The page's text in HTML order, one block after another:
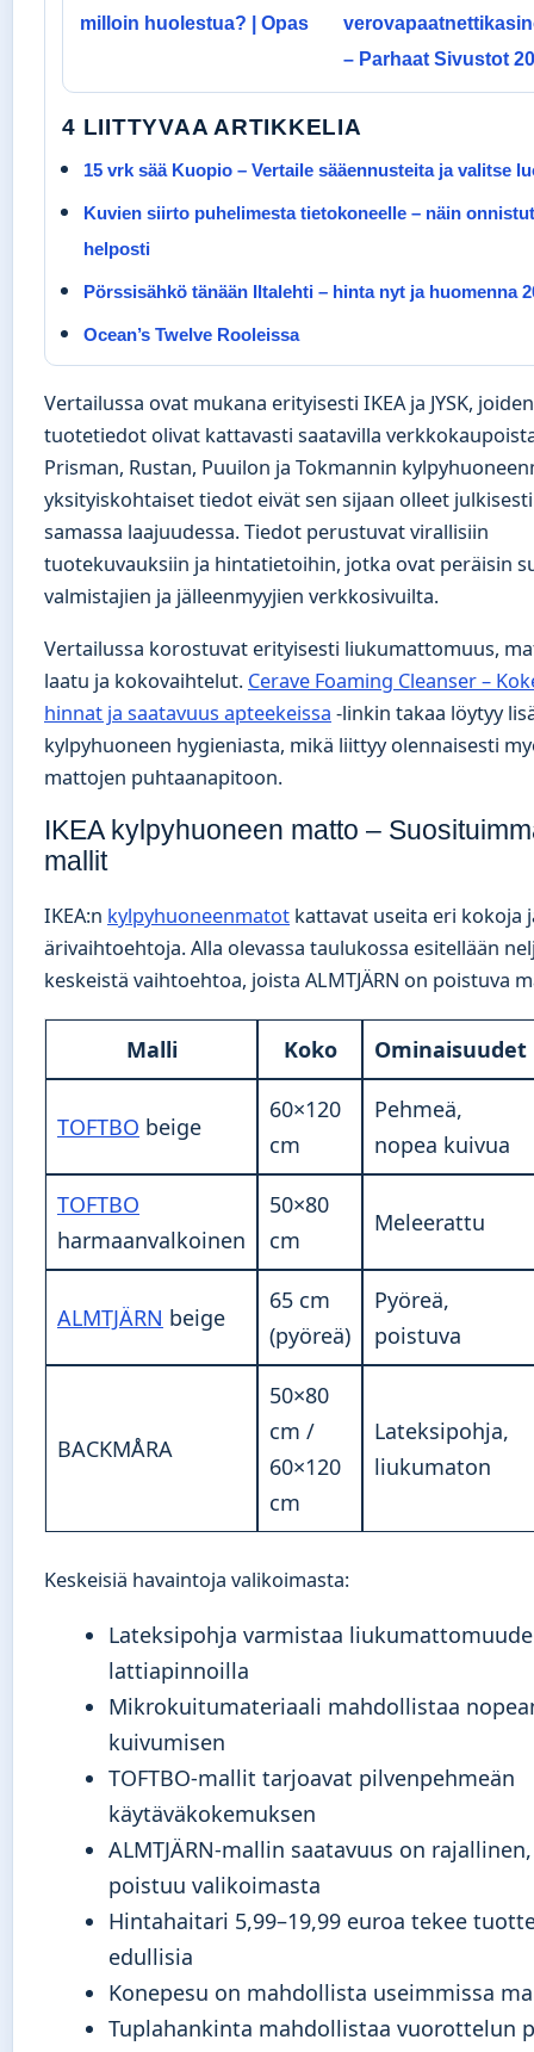
milloin huolestua? | Opas
– Parhaat Sivustot
4 LIITTYVAA ARTIKKELIA
15 vrk sää Kuopio – Vertaile sääennusteita ja valitse
Kuvien siirto puhelimesta tietokoneelle – näin onnistut
helposti
Pörssisähkö tänään Iltalehti – hinta nyt ja huomenna
Ocean’s Twelve Rooleissa
Vertailussa ovat mukana erityisesti IKEA ja JYSK, joiden
tuotetiedot olivat kattavasti saatavilla
Prisman, Rustan, Puuilon ja Tokmannin
yksityiskohtaiset tiedot eivät sen sijaan olleet
samassa laajuudessa. Tiedot perustuvat virallisiin
tuotekuvauksiin ja hintatietoihin, jotka ovat peräisin
valmistajien ja jälleenmyyjien verkkosivuilta.
Vertailussa korostuvat erityisesti liukumattomuus,
laatu ja kokovaihtelut. Cerave Foaming Cleanser –
hinnat ja saatavuus apteekeissa -linkin takaa löytyy
kylpyhuoneen hygieniasta, mikä liittyy olennaisesti
mattojen puhtaanapitoon.
IKEA kylpyhuoneen matto –
mallit
IKEA:n kylpyhuoneenmatot kattavat useita eri kokoja
ärivaihtoehtoja. Alla olevassa taulukossa esitellään
keskeistä vaihtoehtoa, joista ALMTJÄRN on poistuva
Malli Koko Ominaisuudet
TOFTBO beige
60×120
cm
Pehmeä,
nopea kuivua
TOFTBO
harmaanvalkoinen
50×80
cm
Meleerattu
ALMTJÄRN beige
65 cm
(pyöreä)
Pyöreä,
poistuva
BACKMÅRA
50×80
cm /
60×120
cm
Lateksipohja,
liukumaton
Keskeisiä havaintoja valikoimasta:
Lateksipohja varmistaa
lattiapinnoilla
Mikrokuitumateriaali mahdollistaa
kuivumisen
TOFTBO-mallit tarjoavat pilvenpehmeän
käytäväkokemuksen
ALMTJÄRN-mallin saatavuus on
poistuu valikoimasta
Hintahaitari 5,99–19,99 euroa tekee
edullisia
Konepesu on mahdollista useimmissa
Tuplahankinta mahdollistaa vuorottelun